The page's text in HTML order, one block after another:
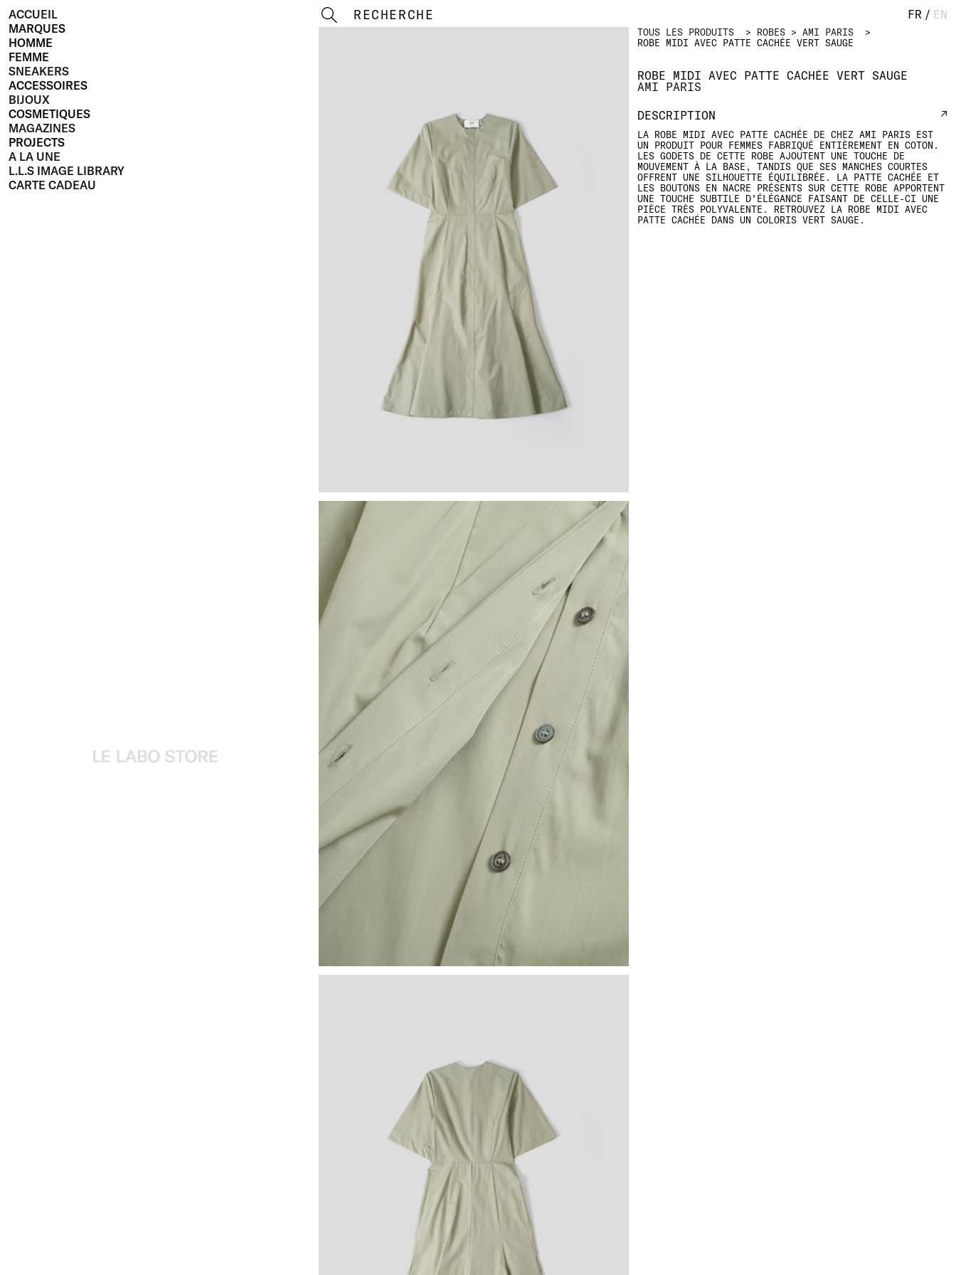
ACCUEIL
MARQUES
HOMME
FEMME
SNEAKERS
ACCESSOIRES
BIJOUX
COSMETIQUES
MAGAZINES
PROJECTS
A LA UNE
L.L.S IMAGE LIBRARY
CARTE CADEAU
RECHERCHE FR / EN
TOUS LES PRODUITS ROBES
AMI PARIS
ROBE MIDI AVEC PATTE CACHÉE VERT SAUGE
ROBE MIDI AVEC PATTE CACHÉE VERT SAUGE
AMI PARIS
DESCRIPTION
LA ROBE MIDI AVEC PATTE CACHÉE DE CHEZ AMI PARIS EST
UN PRODUIT POUR FEMMES FABRIQUÉ ENTIÈREMENT EN COTON.
LES GODETS DE CETTE ROBE AJOUTENT UNE TOUCHE DE
MOUVEMENT À LA BASE, TANDIS QUE SES MANCHES COURTES
OFFRENT UNE SILHOUETTE ÉQUILIBRÉE. LA PATTE CACHÉE ET
LES BOUTONS EN NACRE PRÉSENTS SUR CETTE ROBE APPORTENT
UNE TOUCHE SUBTILE D'ÉLÉGANCE FAISANT DE CELLE-CI UNE
PIÈCE TRÈS POLYVALENTE. RETROUVEZ LA ROBE MIDI AVEC
PATTE CACHÉE DANS UN COLORIS VERT SAUGE.